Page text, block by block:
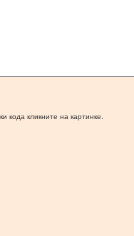
кода кликните на картинке.